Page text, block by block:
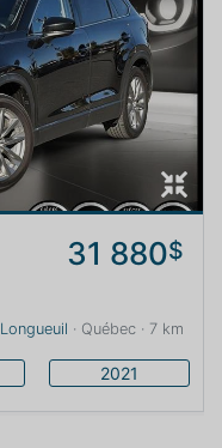
31 880$
Longueuil · Québec · 7 km
2021